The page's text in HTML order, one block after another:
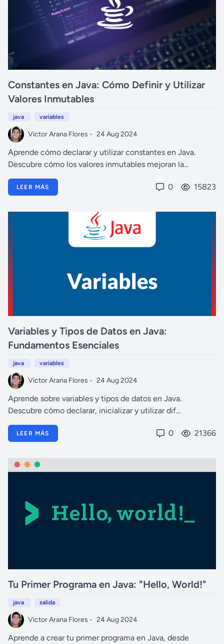
Constantes en Java: Cómo Definir y Utilizar
Valores Inmutables
java variables
Victor Arana Flores - 24 Aug 2024
Aprende cómo declarar y utilizar constantes en Java.
Descubre cómo los valores inmutables mejoran la...
LEER MÁS 0 15823
Variables y Tipos de Datos en Java:
Fundamentos Esenciales
java variables
Victor Arana Flores - 24 Aug 2024
Aprende sobre variables y tipos de datos en Java.
Descubre cómo declarar, inicializar y utilizar dif...
LEER MÁS 0 21366
Tu Primer Programa en Java: "Hello, World!"
java salida
Victor Arana Flores - 24 Aug 2024
Aprende a crear tu primer programa en Java, desde